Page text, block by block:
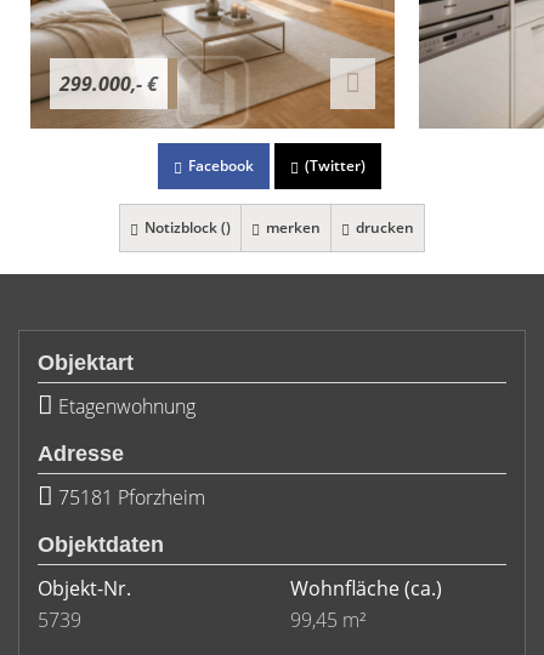
299.000,- €
Facebook (Twitter)
Notizblock () merken drucken
Objektart
Etagenwohnung
Adresse
75181 Pforzheim
Objektdaten
Objekt-Nr.
5739
Wohnfläche(ca.)
99,45 m²